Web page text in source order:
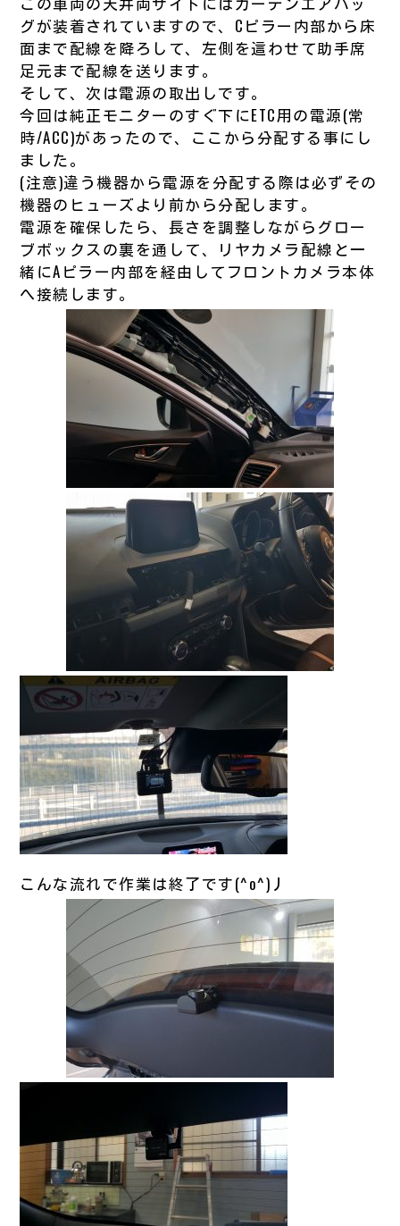
グが装着されていますので、Cピラー内部から床
面まで配線を降ろして、左側を這わせて助手席
足元まで配線を送ります。
そして、次は電源の取出しです。
今回は純正モニターのすぐ下にETC用の電源(常
時/ACC)があったので、ここから分配する事にし
ました。
(注意)違う機器から電源を分配する際は必ずその
機器のヒューズより前から分配します。
電源を確保したら、長さを調整しながらグロー
ブボックスの裏を通して、リヤカメラ配線と一
緒にAピラー内部を経由してフロントカメラ本体
へ接続します。
こんな流れで作業は終了です(^o^)丿